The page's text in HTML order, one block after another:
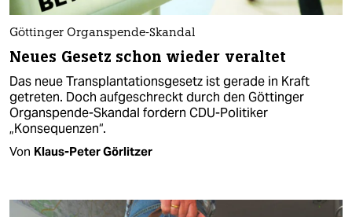
Göttinger Organspende-Skandal
Neues Gesetz schon wieder veraltet
Das neue Transplantationsgesetz ist gerade in Kraft
getreten. Doch aufgeschreckt durch den Göttinger
Organspende-Skandal fordern CDU-Politiker
„Konsequenzen“.
Von Klaus-Peter Görlitzer